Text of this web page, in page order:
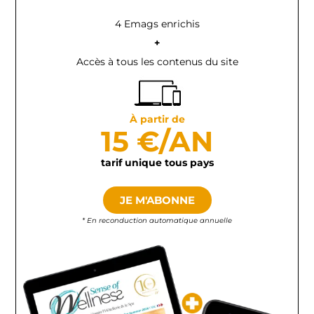
4 Emags enrichis
+
Accès à tous les contenus du site
À partir de
15 €/AN
tarif unique tous pays
JE M'ABONNE
* En reconduction automatique annuelle